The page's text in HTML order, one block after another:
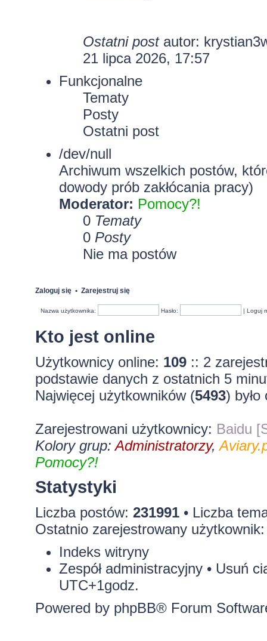
Ostatni postautor:
21 lipca 2026, 17:57
Funkcjonalne
Tematy
Posty
Ostatni post
/dev/null
Archiwum wszelkich postów,
dowody prób zakłócania pracy)
Moderator: Pomocy?!
0 Tematy
0 Posty
Nie ma postów
Zaloguj się• Zarejestruj się
Nazwa użytkownika: Hasło: |Loguj
Kto jest online
Użytkownicy online: 109:: 2
podstawie danych z ostatnich 5
Najwięcej użytkowników (5493)
Zarejestrowani użytkownicy: Baidu
Kolory grup:Administratorzy,
Pomocy?!
Statystyki
Liczba postów: 231991• Liczba
Ostatnio zarejestrowany
Indeks witryny
Zespół administracyjny• Usuń
UTC+1godz.
Powered by phpBB® Forum